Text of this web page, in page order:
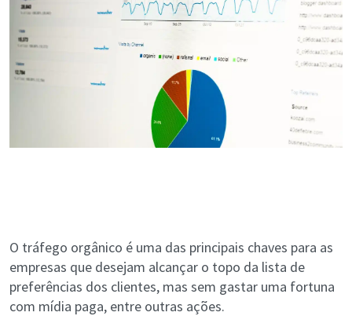
O tráfego orgânico é uma das principais chaves para as
empresas que desejam alcançar o topo da lista de
preferências dos clientes, mas sem gastar uma fortuna
com mídia paga, entre outras ações.